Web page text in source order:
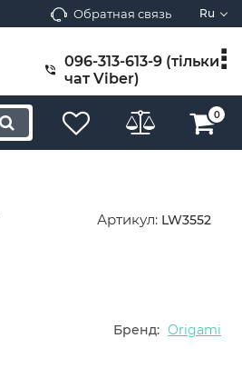
Обратная связь Ru
096-313-613-9 (тільки
чат Viber)
0
Артикул: LW3552
Бренд: Origami